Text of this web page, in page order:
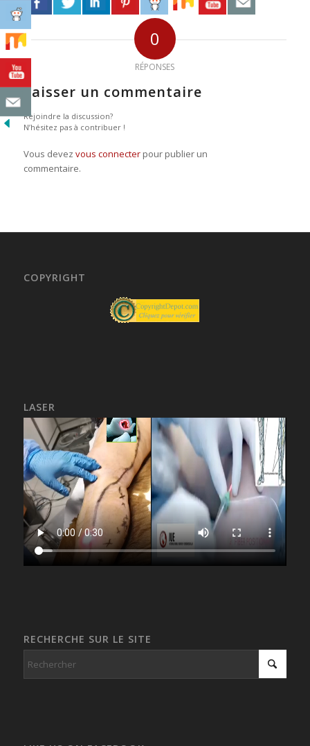
0
RÉPONSES
Laisser un commentaire
Rejoindre la discussion?
N’hésitez pas à contribuer !
Vous devez vous connecterpour publier un
commentaire.
COPYRIGHT
LASER
RECHERCHE SUR LE SITE